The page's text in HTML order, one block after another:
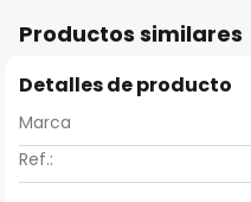
Productos similares
Detalles de producto
Marca
Ref.: